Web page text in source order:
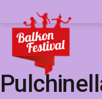
naar
inhoud
Balkonfestival